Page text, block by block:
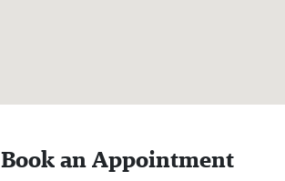
Book an Appointment